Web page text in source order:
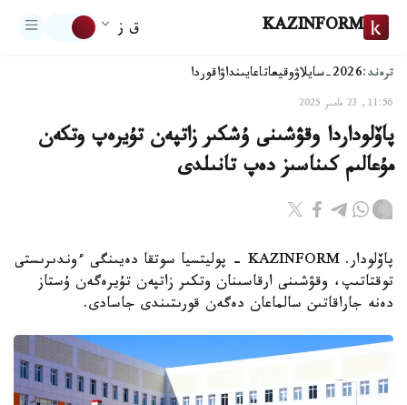
KAZINFORM ق ز
ترەند:2026-سايلاۋ وقيعاتاعايىنداۋاقوردا
11:56, 23 مامىر 2025
پاۆلوداردا وقۋشىنى ۇشكىر زاتپەن تۇيرەپ وتكەن
مۇعالىم كىناسىز دەپ تانىلدى
پاۆلودار. KAZINFORM - پوليتسيا سوتقا دەيىنگى ءوندىرىستى
توقتاتىپ، وقۋشىنى ارقاسىنان وتكىر زاتپەن تۇيرەگەن ۇستاز
دەنە جاراقاتىن سالماعان دەگەن قورىتىندى جاسادى.